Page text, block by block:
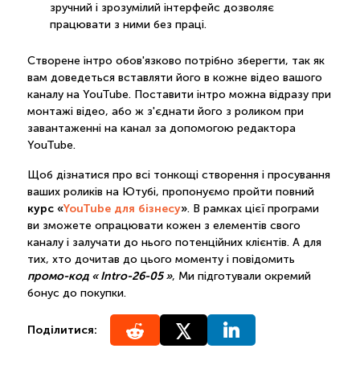
зручний і зрозумілий інтерфейс дозволяє
працювати з ними без праці.
Створене інтро обов'язково потрібно зберегти, так як
вам доведеться вставляти його в кожне відео вашого
каналу на YouTube. Поставити інтро можна відразу при
монтажі відео, або ж з'єднати його з роликом при
завантаженні на канал за допомогою редактора
YouTube.
Щоб дізнатися про всі тонкощі створення і просування
ваших роликів на Ютубі, пропонуємо пройти повний
курс «YouTube для бізнесу». В рамках цієї програми
ви зможете опрацювати кожен з елементів свого
каналу і залучати до нього потенційних клієнтів. А для
тих, хто дочитав до цього моменту і повідомить
промо-код « Intro-26-05 », Ми підготували окремий
бонус до покупки.
Поділитися: